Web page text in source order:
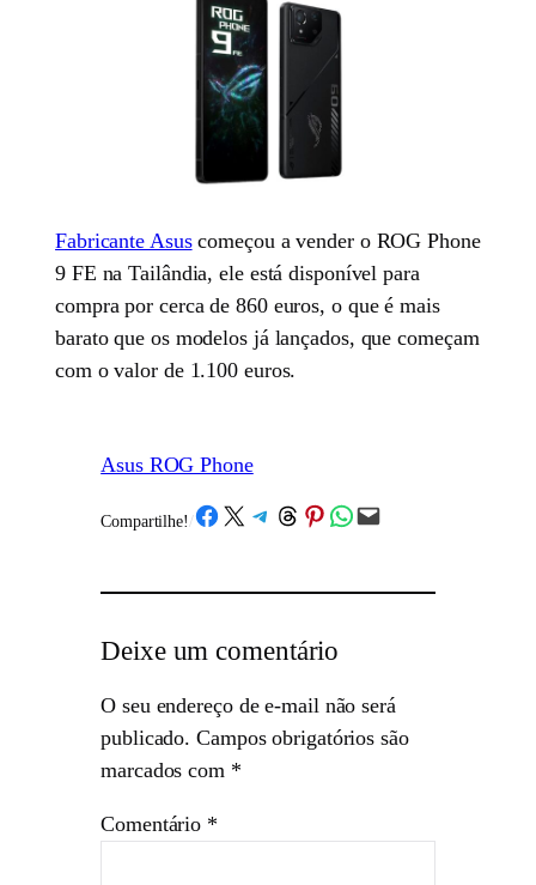
Fabricante Asuscomeçou a vender o ROG Phone
9 FE na Tailândia, ele está disponível para
compra por cerca de 860 euros, o que é mais
barato que os modelos já lançados, que começam
com o valor de 1.100 euros.
Asus ROG Phone
Compartilhe!/Share on Facebook
Share on X Share on Telegram
Share on Threads
Share on Pinterest
Share on WhatsApp
Email this Page
Deixe um comentário
O seu endereço de e-mail não será
publicado. Campos obrigatórios são
marcados com *
Comentário *